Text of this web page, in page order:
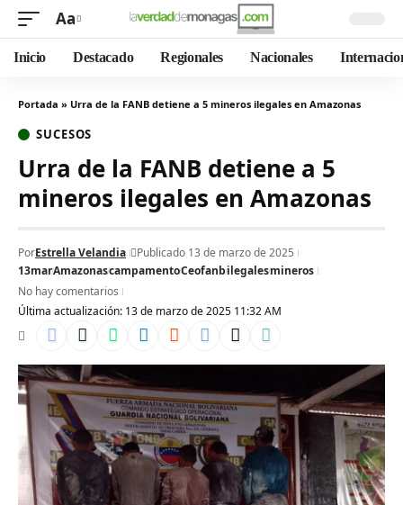
Aa
Inicio Destacado Regionales Nacionales
Portada » Urra de la FANB detiene a 5 mineros ilegales en Amazonas
SUCESOS
Urra de la FANB detiene a 5
mineros ilegales en Amazonas
Última actualización: 13 de marzo de 2025 11:32 AM
PorEstrella Velandia
Publicado 13 de marzo de 2025
13marAmazonascampamentoCeofanbilegalesmineros
No hay comentarios